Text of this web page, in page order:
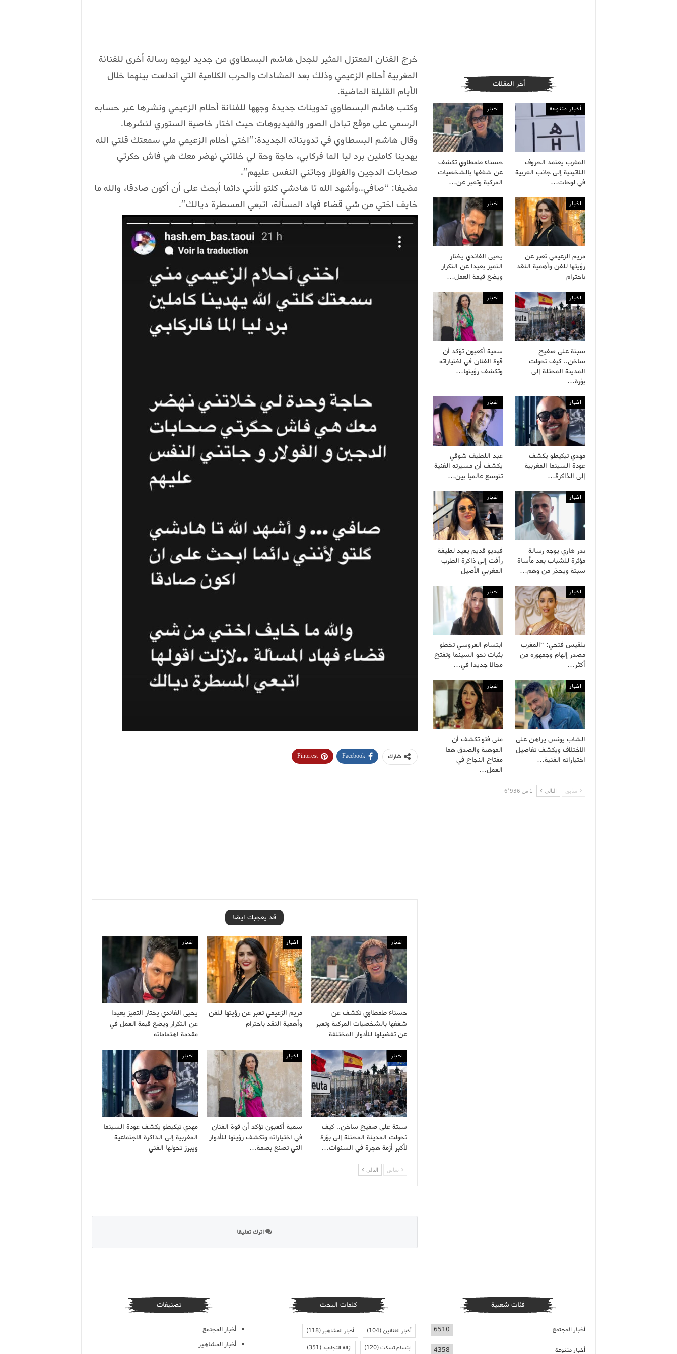
خرج الفنان المعتزل المثير للجدل هاشم البسطاوي من جديد ليوجه رسالة أخرى للفنانة
المغربية أحلام الزعيمي وذلك بعد المشادات والحرب الكلامية التي اندلعت بينهما خلال
الأيام القليلة الماضية.
وكتب هاشم البسطاوي تدوينات جديدة وجهها للفنانة أحلام الزعيمي ونشرها عبر حسابه
الرسمي على موقع تبادل الصور والفيديوهات حيث اختار خاصية الستوري لنشرها.
وقال هاشم البسطاوي في تدويناته الجديدة:”اختي أحلام الزعيمي ملي سمعتك قلتي الله
يهدينا كاملين برد ليا الما فركابي، حاجة وحة لي خلاتني نهضر معك هي فاش حكرتي
صحابات الدجين والفولار وجاتني النفس عليهم”.
مضيفا: “صافي..وأشهد الله تا هادشي كلتو لأنني دائما أبحث على أن أكون صادقا، والله ما
خايف اختي من شي قضاء فهاد المسألة، اتبعي المسطرة ديالك”.
شارك Facebook
Pinterest
قد يعجبك ايضا
اخبار
حسناء طمطاوي تكشف عن
شغفها بالشخصيات المركبة وتعبر
عن تفضيلها للأدوار المختلفة
اخبار
مريم الزعيمي تعبر عن رؤيتها للفن
وأهمية النقد باحترام
اخبار
يحيى الفاندي يختار التميز بعيدا
عن التكرار ويضع قيمة العمل في
مقدمة اهتماماته
اخبار
سبتة على صفيح ساخن.. كيف
تحولت المدينة المحتلة إلى بؤرة
لأكبر أزمة هجرة في السنوات…
اخبار
سمية أكعبون تؤكد أن قوة الفنان
في اختياراته وتكشف رؤيتها للأدوار
التي تصنع بصمة…
اخبار
مهدي تيكيطو يكشف عودة السينما
المغربية إلى الذاكرة الاجتماعية
ويبرز تحولها الفني
سابق التالى
اترك تعليقا
أخر المقلات
أخبار متنوعة
المغرب يعتمد الحروف
اللاتينية إلى جانب العربية
في لوحات…
اخبار
حسناء طمطاوي تكشف
عن شغفها بالشخصيات
المركبة وتعبر عن…
اخبار
مريم الزعيمي تعبر عن
رؤيتها للفن وأهمية النقد
باحترام
اخبار
يحيى الفاندي يختار
التميز بعيدا عن التكرار
ويضع قيمة العمل…
اخبار
سبتة على صفيح
ساخن.. كيف تحولت
المدينة المحتلة إلى
بؤرة…
اخبار
سمية أكعبون تؤكد أن
قوة الفنان في اختياراته
وتكشف رؤيتها…
اخبار
مهدي تيكيطو يكشف
عودة السينما المغربية
إلى الذاكرة…
اخبار
عبد اللطيف شوقي
يكشف أن مسيرته الفنية
تتوسع عالميا بين…
اخبار
بدر هاري يوجه رسالة
مؤثرة للشباب بعد مأساة
سبتة ويحذر من وهم…
اخبار
فيديو قديم يعيد لطيفة
رأفت إلى ذاكرة الطرب
المغربي الأصيل
اخبار
بلقيس فتحي: “المغرب
مصدر إلهام وجمهوره من
أكثر…
اخبار
ابتسام العروسي تخطو
بثبات نحو السينما وتفتح
مجالا جديدا في…
اخبار
الشاب يونس يراهن على
الاختلاف ويكشف تفاصيل
اختياراته الفنية…
اخبار
منى فتو تكشف أن
الموهبة والصدق هما
مفتاح النجاح في
العمل…
سابق التالى 1 من 6٬936
فئات شعبية
أخبار المجتمع 6510
أخبار متنوعة 4358
كلمات البحث
أخبار الفنانين(104) أخبار المشاهير(118)
ابتسام تسكت(120) ازالة التجاعيد(351)
تصنيفات
أخبار المجتمع
أخبار المشاهير